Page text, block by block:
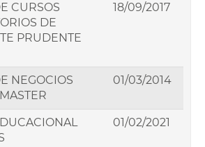
CURSOS
DE
PRUDENTE
18/09/2017
NEGOCIOS
01/03/2014
01/02/2021